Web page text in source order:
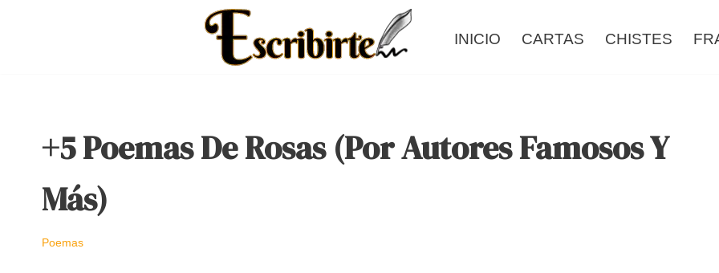
INICIO CARTAS CHISTES
+5 Poemas De Rosas (Por Autores Famosos Y
Más)
Poemas